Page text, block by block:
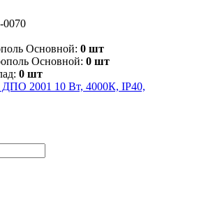
0070
Основной: 0 шт
Основной: 0 шт
0 шт
2001 10 Вт, 4000К, IP40,